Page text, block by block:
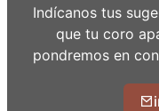
Indícanos tus
que tu coro
pondremos en